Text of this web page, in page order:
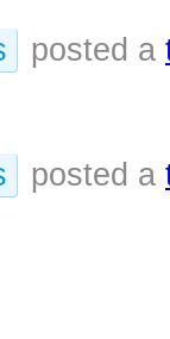
posted a
posted a